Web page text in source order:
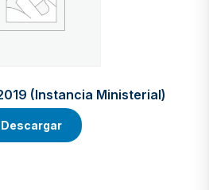
(Instancia Ministerial)
Descargar